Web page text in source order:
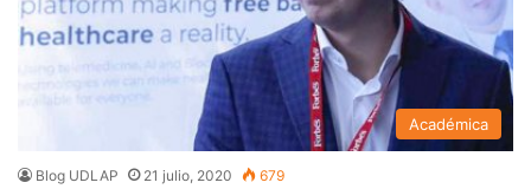
Académica
Blog UDLAP 21 julio, 2020 679